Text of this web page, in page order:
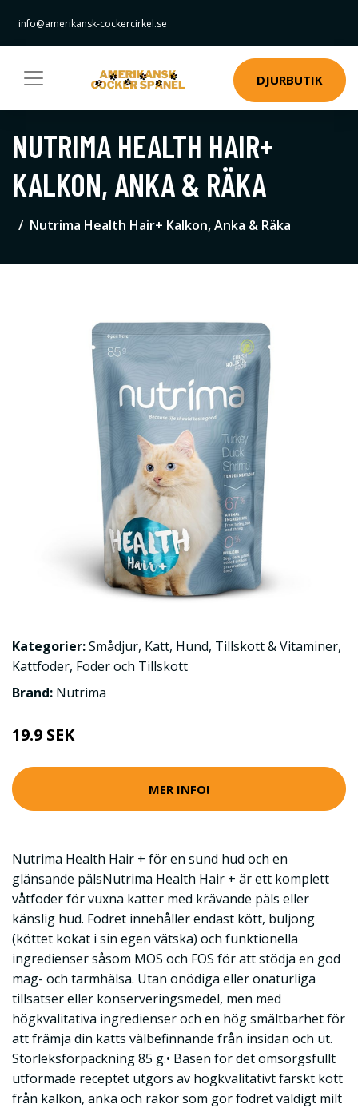
info@amerikansk-cockercirkel.se
DJURBUTIK
NUTRIMA HEALTH HAIR+
KALKON, ANKA & RÄKA
Nutrima Health Hair+ Kalkon, Anka & Räka
Kategorier:Smådjur, Katt, Hund, Tillskott & Vitaminer,
Kattfoder, Foder och Tillskott
Brand: Nutrima
19.9 SEK
MER INFO!
Nutrima Health Hair + för en sund hud och en
glänsande pälsNutrima Health Hair + är ett komplett
våtfoder för vuxna katter med krävande päls eller
känslig hud. Fodret innehåller endast kött, buljong
(köttet kokat i sin egen vätska) och funktionella
ingredienser såsom MOS och FOS för att stödja en god
mag- och tarmhälsa. Utan onödiga eller onaturliga
tillsatser eller konserveringsmedel, men med
högkvalitativa ingredienser och en hög smältbarhet för
att främja din katts välbefinnande från insidan och ut.
Storleksförpackning 85 g.• Basen för det omsorgsfullt
utformade receptet utgörs av högkvalitativt färskt kött
från kalkon, anka och räkor som gör fodret väldigt milt